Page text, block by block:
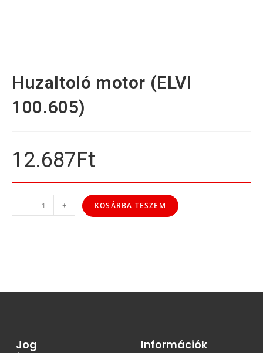
Huzaltoló motor (ELVI
100.605)
12.687Ft
- + KOSÁRBA TESZEM
Jog Információk